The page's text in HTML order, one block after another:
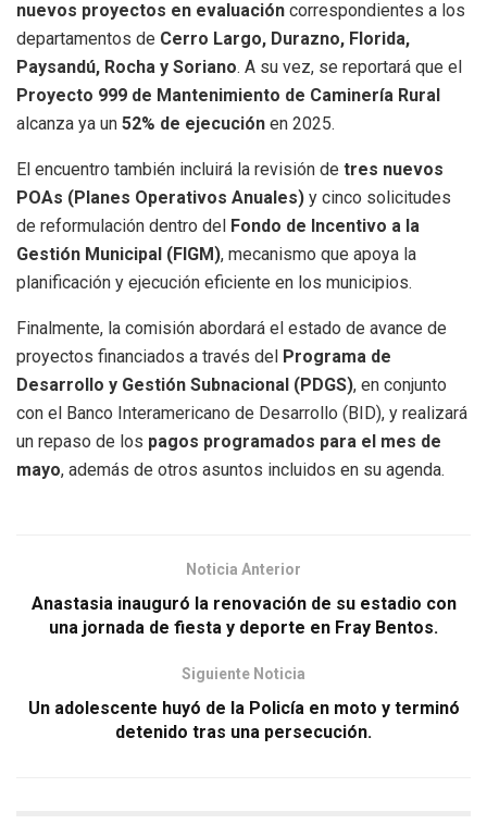
nuevos proyectos en evaluación correspondientes a los
departamentos de Cerro Largo, Durazno, Florida,
Paysandú, Rocha y Soriano. A su vez, se reportará que el
Proyecto 999 de Mantenimiento de Caminería Rural
alcanza ya un 52% de ejecución en 2025.
El encuentro también incluirá la revisión de tres nuevos
POAs (Planes Operativos Anuales) y cinco solicitudes
de reformulación dentro del
Fondo de Incentivo a la
Gestión Municipal (FIGM), mecanismo que apoya la
planificación y ejecución eficiente en los municipios.
Finalmente, la comisión abordará el estado de avance de
proyectos financiados a través del
Programa de
Desarrollo y Gestión Subnacional (PDGS), en conjunto
con el Banco Interamericano de Desarrollo (BID), y realizará
un repaso de los pagos programados para el mes de
mayo, además de otros asuntos incluidos en su agenda.
Noticia Anterior
Anastasia inauguró la renovación de su estadio con
una jornada de fiesta y deporte en Fray Bentos.
Siguiente Noticia
Un adolescente huyó de la Policía en moto y terminó
detenido tras una persecución.